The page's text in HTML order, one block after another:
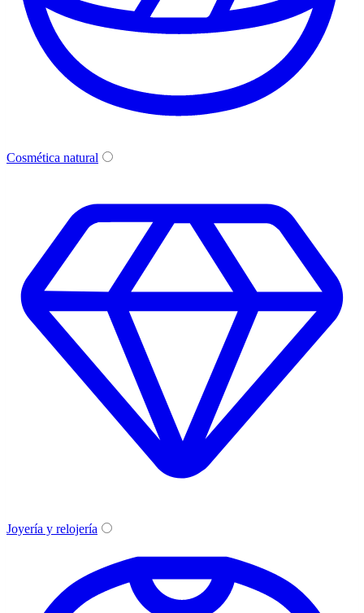
Cosmética natural
Joyería y relojería